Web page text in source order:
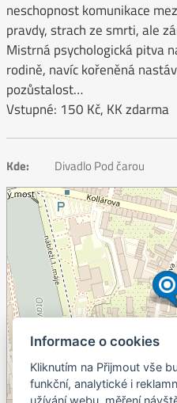
neschopnost komunikace
pravdy, strach ze smrti, ale
Mistrná psychologická pitva
rodině, navíc kořeněná
pozůstalost…
Vstupné: 150 Kč, KK zdarma
Kde: Divadlo Pod čarou
Informace o cookies
Kliknutím na Přijmout vše
funkční, analytické i
užívání webu, měření